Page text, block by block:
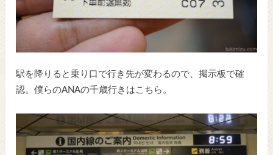
駅を降りると乗り口で行き先が変わるので、掲示板で確
認。僕らのANAの千歳行きはこちら。